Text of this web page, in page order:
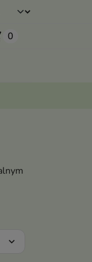
0
expand_more